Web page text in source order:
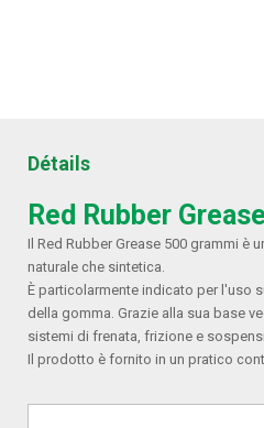
Détails
Red Rubber
Il Red Rubber Grease 500 grammi
naturale che sintetica.
È particolarmente indicato per l'uso
della gomma. Grazie alla sua base
sistemi di frenata, frizione e
Il prodotto è fornito in un pratico